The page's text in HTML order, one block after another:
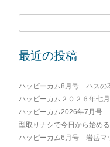
投
稿
ナ
ビ
ー
シ
ョ
ン
最近の投稿
ハッピーカム8月号 ハスの
ハッピーカム２０２６年七
ハッピーカム2026年7月号
型取りナシで今日から始め
ハッピーカム6月号 岩岳マ